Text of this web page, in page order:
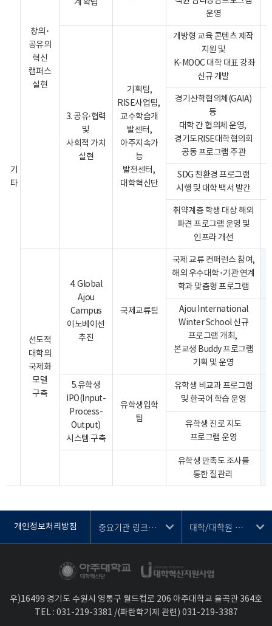
기
타
창의･
공유의
혁신
캠퍼스
실현
계 확립
운영
3. 공유·협력
및
사회적 가치
실현
기획팀,
RISE사업팀,
교수학습개
발센터,
아주지속가
능
발전센터,
대학혁신단
개방형 교육 콘텐츠 제작
지원 및
K-MOOC 대학 대표 강좌
신규 개발
경기산학협의체(GAIA)
등
대학 간 협의체 운영,
경기도RISE대학협의회
공동 프로그램 주관
SDG 친환경 프로그램
시행 및 대학 백서 발간
취약계층 학생 대상 해외
파견 프로그램 운영 및
인프라 개선
선도적
대학의
국제화
모델
구축
4. Global
Ajou
Campus
이노베이션
추진
국제교류팀
국제 교류 컨퍼런스 참여,
해외 우수대학･기관 연계
학과 맞춤형 프로그램
Ajou International
Winter School 신규
프로그램 개최,
본교생 Buddy 프로그램
기획 및 운영
5.유학생
IPO(Input-
Process-
Output)
시스템 구축
유학생입학
팀
유학생 비교과 프로그램
및 한국어 학습 운영
유학생 진로 지도
프로그램 운영
유학생 만족도 조사를
통한 질관리
개인정보처리방침 중요기관 링크 선택 대학/대학원 선택
우)16499 경기도 수원시 영통구 월드컵로 206 아주대학교 율곡관 364호
TEL : 031-219-3381 /(파란학기제 관련) 031-219-3387